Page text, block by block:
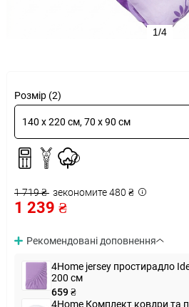
1/4
Розмір (2)
140 x 220 см, 70 x 90 см
1 719 ₴ зекономите 480 ₴
1 239 ₴
Рекомендовані доповнення
4Home jersey простирадло
200 см
659 ₴
4Home Комплект ковдри та